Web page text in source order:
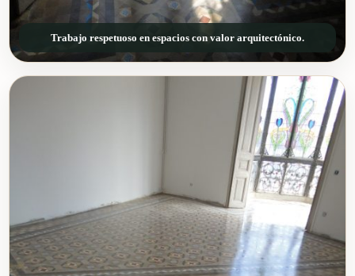
Trabajo respetuoso en espacios con valor arquitectónico.